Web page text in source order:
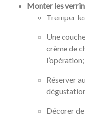
Monter les
Tremper
Une
crème de
Réserver
Décorer